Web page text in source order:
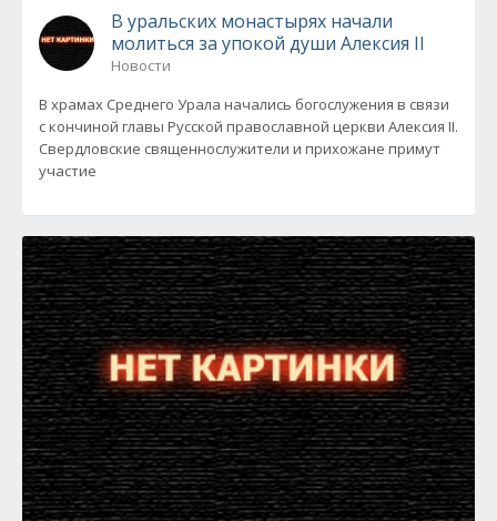
В уральских монастырях начали
молиться за упокой души Алексия II
Новости
В храмах Среднего Урала начались богослужения в связи
с кончиной главы Русской православной церкви Алексия II.
Свердловские священнослужители и прихожане примут
участие